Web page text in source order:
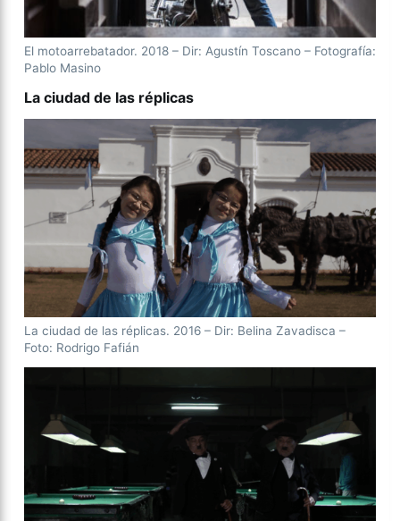
El motoarrebatador. 2018 – Dir: Agustín Toscano – Fotografía:
Pablo Masino
La ciudad de las réplicas
La ciudad de las réplicas. 2016 – Dir: Belina Zavadisca –
Foto: Rodrigo Fafián